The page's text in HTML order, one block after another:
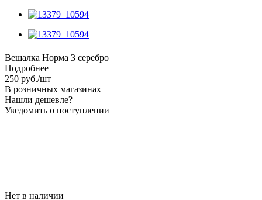
Вешалка Норма 3 серебро
Подробнее
250 руб./шт
В розничных магазинах
Нашли дешевле?
Уведомить о поступлении
Нет в наличии